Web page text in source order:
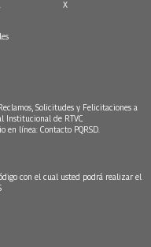
X
Solicitudes y Felicitaciones a
Institucional de RTVC
en línea: Contacto PQRSD.
con el cual usted podrá realizar el